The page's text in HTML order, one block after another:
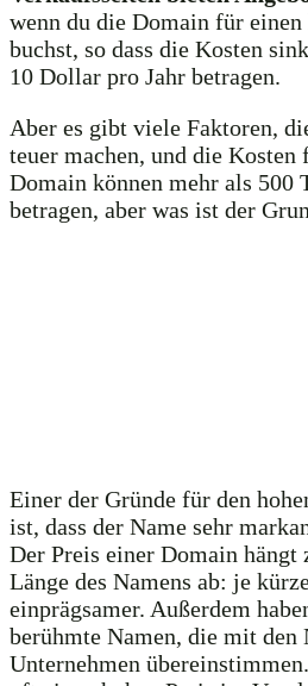
wenn du die Domain für
buchst, so dass die Kosten
10 Dollar pro Jahr betragen.
Aber es gibt viele Faktoren,
teuer machen, und die Kosten
Domain können mehr als 500
betragen, aber was ist der
Einer der Gründe für den
ist, dass der Name sehr
Der Preis einer Domain
Länge des Namens ab: je
einprägsamer. Außerdem
berühmte Namen, die mit den
Unternehmen